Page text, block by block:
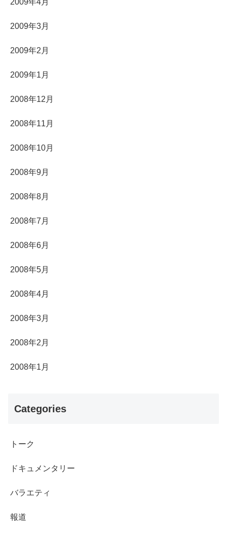
2009年3月
2009年2月
2009年1月
2008年12月
2008年11月
2008年10月
2008年9月
2008年8月
2008年7月
2008年6月
2008年5月
2008年4月
2008年3月
2008年2月
2008年1月
Categories
トーク
ドキュメンタリー
バラエティ
報道